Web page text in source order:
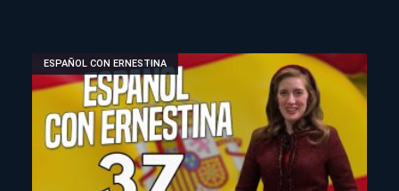
ESPAÑOL CON ERNESTINA